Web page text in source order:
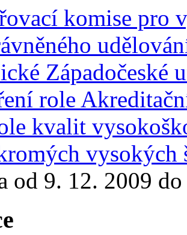
komise pro
Západočeské
role
kvalit
vysokých
od 9. 12. 2009